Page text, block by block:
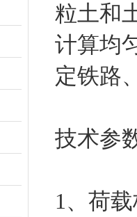
粒土和
计算均
定铁路
技术参
1、荷